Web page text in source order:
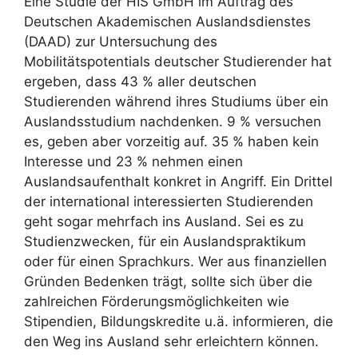
Deutschen Akademischen Auslandsdienstes
(DAAD) zur Untersuchung des
Mobilitätspotentials deutscher Studierender hat
ergeben, dass 43 % aller deutschen
Studierenden während ihres Studiums über ein
Auslandsstudium nachdenken. 9 % versuchen
es, geben aber vorzeitig auf. 35 % haben kein
Interesse und 23 % nehmen einen
Auslandsaufenthalt konkret in Angriff. Ein Drittel
der international interessierten Studierenden
geht sogar mehrfach ins Ausland. Sei es zu
Studienzwecken, für ein Auslandspraktikum
oder für einen Sprachkurs. Wer aus finanziellen
Gründen Bedenken trägt, sollte sich über die
zahlreichen Förderungsmöglichkeiten wie
Stipendien, Bildungskredite u.ä. informieren, die
den Weg ins Ausland sehr erleichtern können.